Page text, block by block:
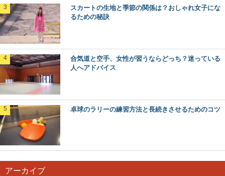
スカートの生地と季節の関係は？おしゃれ女子にな
るための秘訣
合気道と空手、女性が習うならどっち？迷っている
人へアドバイス
卓球のラリーの練習方法と長続きさせるためのコツ
アーカイブ